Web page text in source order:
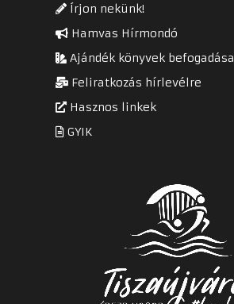
Írjon nekünk!
Hamvas Hírmondó
Ajándék könyvek befogadása
Feliratkozás hírlevélre
Hasznos linkek
GYIK